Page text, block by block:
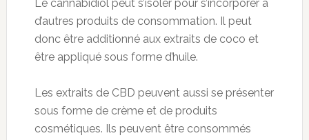
Le cannabidiol peut s’isoler pour s’incorporer à
d’autres produits de consommation. Il peut
donc être additionné aux extraits de coco et
être appliqué sous forme d’huile.
Les extraits de CBD peuvent aussi se présenter
sous forme de crème et de produits
cosmétiques. Ils peuvent être consommés